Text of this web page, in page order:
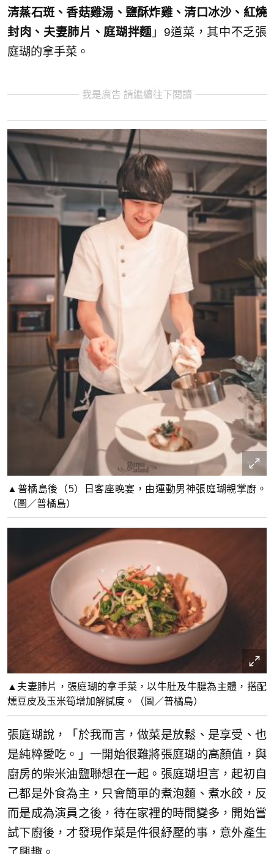
清蒸石斑、香菇雞湯、鹽酥炸雞、清口冰沙、紅燒
封肉、夫妻肺片、庭瑚拌麵 」9道菜，其中不乏張
庭瑚的拿手菜。
我是廣告 請繼續往下閱讀
▲普橘島後（5）日客座晚宴，由運動男神張庭瑚親掌廚。
（圖／普橘島）
▲夫妻肺片，張庭瑚的拿手菜，以牛肚及牛腱為主體，搭配
燻豆皮及玉米筍增加解膩度。（圖／普橘島）
張庭瑚說，「於我而言，做菜是放鬆、是享受、也
是純粹愛吃。」一開始很難將張庭瑚的高顏值，與
廚房的柴米油鹽聯想在一起。張庭瑚坦言，起初自
己都是外食為主，只會簡單的煮泡麵、煮水餃，反
而是成為演員之後，待在家裡的時間變多，開始嘗
試下廚後，才發現作菜是件很紓壓的事，意外產生